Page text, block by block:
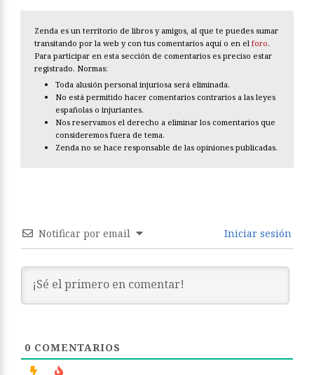
Zenda es un territorio de libros y amigos, al que te puedes sumar
transitando por la web y con tus comentarios aquí o en el foro.
Para participar en esta sección de comentarios es preciso estar
registrado. Normas:
Toda alusión personal injuriosa será eliminada.
No está permitido hacer comentarios contrarios a las leyes
españolas o injuriantes.
Nos reservamos el derecho a eliminar los comentarios que
consideremos fuera de tema.
Zenda no se hace responsable de las opiniones publicadas.
Notificar por email Iniciar sesión
0 COMENTARIOS